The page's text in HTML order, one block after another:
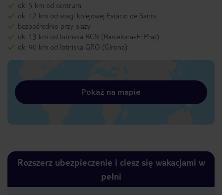
ok. 5 km od centrum
ok. 12 km od stacji kolejowej Estacio de Sants
bezpośrednio przy plaży
ok. 13 km od lotniska BCN (Barcelona-El Prat)
ok. 90 km od lotniska GRO (Girona)
Pokaż na mapie
Rozszerz ubezpieczenie i ciesz się wakacjami w
pełni